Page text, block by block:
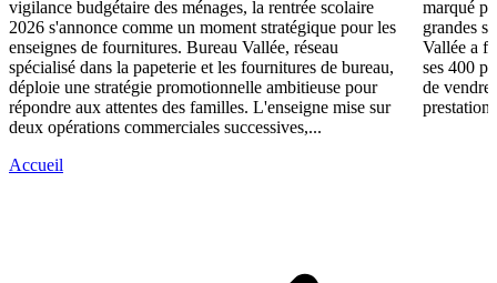
vigilance budgétaire des ménages, la rentrée scolaire
2026 s'annonce comme un moment stratégique pour les
enseignes de fournitures. Bureau Vallée, réseau
spécialisé dans la papeterie et les fournitures de bureau,
déploie une stratégie promotionnelle ambitieuse pour
répondre aux attentes des familles. L'enseigne mise sur
deux opérations commerciales successives,...
marqué
grandes
Vallée a
ses 400
de vendre
Accueil